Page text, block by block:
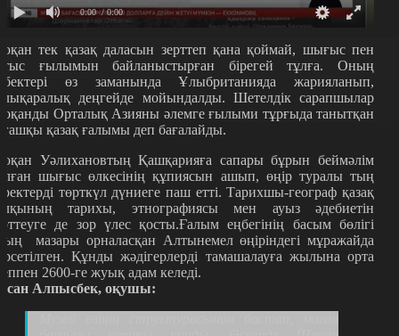
0:00 / 0:00
тек қазақ даласын зерттеп қана қоймай, шығыс пен
ғылымын байланыстырған бірегей тұлға. Оның
өз заманында Ұлыбританияда жарияланып,
деңгейде мойындалды. Шетелдік сарапшылар
Орталық Азияны әлемге ғылыми тұрғыда танытқан
қазақ ғалымы деп бағалайды.
Уәлихановтың Қашқарияға сапары бұрын беймәлім
шығыс өлкесінің құпиясын ашып, өңір туралы тың
төрткүл дүниеге паш етті. Тарихшы-географ қазақ
тарихы, этнографиясы мен ауыз әдебиетін
де зор үлес қосты.Ғалым еңбегінің басым бөлігі
мазары орналасқан Алтынемел өңіріндегі мұражайда
Құнды жәдігерлерді тамашалауға жылына орта
2600-ге жуық адам келеді.
хсан Алпысбек, оқушы: